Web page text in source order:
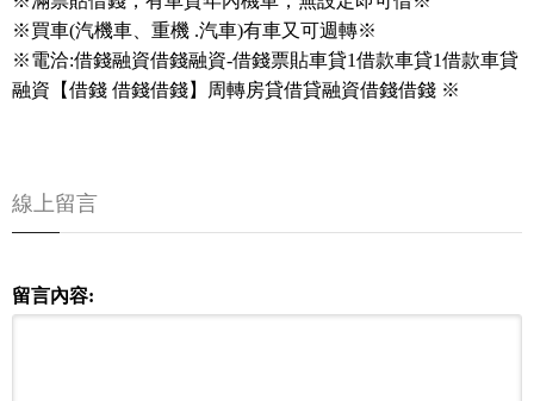
※買車(汽機車、重機 .汽車)有車又可週轉※
※電洽:借錢融資借錢融資-借錢票貼車貸1借款車貸1借款車貸
融資【借錢 借錢借錢】周轉房貸借貸融資借錢借錢 ※
線上留言
留言內容: